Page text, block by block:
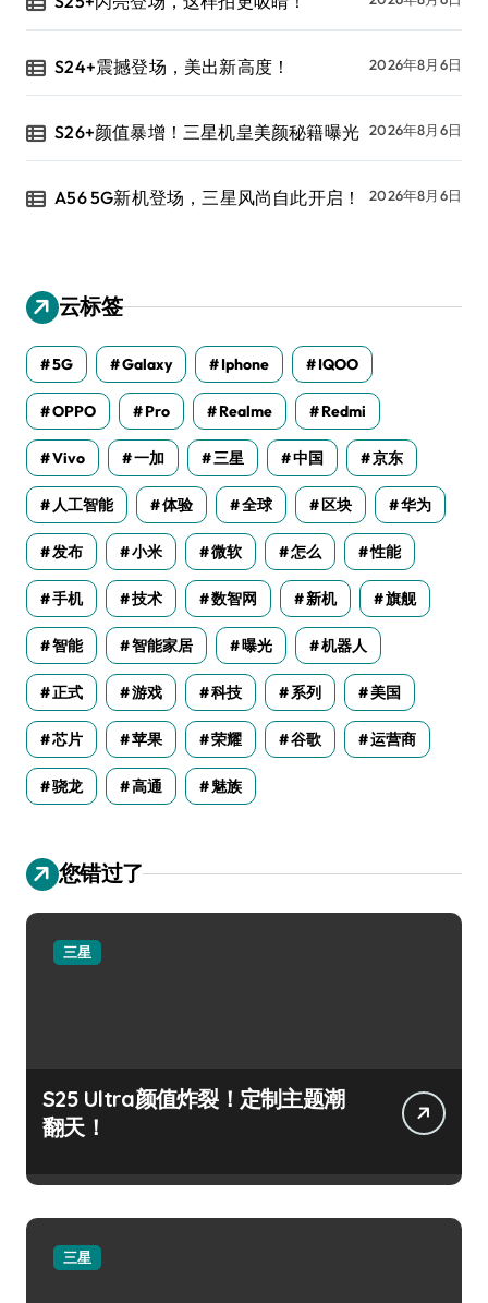
S24+震撼登场，美出新高度！ 2026年8月6日
S26+颜值暴增！三星机皇美颜秘籍曝光 2026年8月6日
A56 5G新机登场，三星风尚自此开启！ 2026年8月6日
云标签
5G Galaxy Iphone IQOO
OPPO Pro Realme Redmi
Vivo 一加 三星 中国 京东
人工智能 体验 全球 区块 华为
发布 小米 微软 怎么 性能
手机 技术 数智网 新机 旗舰
智能 智能家居 曝光 机器人
正式 游戏 科技 系列 美国
芯片 苹果 荣耀 谷歌 运营商
骁龙 高通 魅族
您错过了
三星
S25 Ultra颜值炸裂！定制主题潮
翻天！
三星